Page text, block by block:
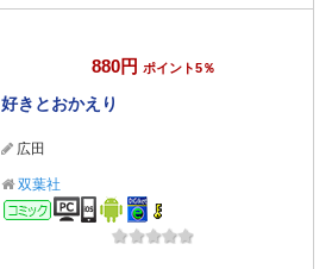
880円 ポイント5％
好きとおかえり
広田
双葉社
コミック